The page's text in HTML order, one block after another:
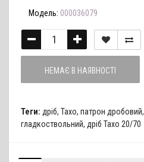
Модель: 000036079
НЕМАЄ В НАЯВНОСТІ
Теги: дріб, Тахо, патрон дробовий,
гладкоствольний, дріб Тахо 20/70